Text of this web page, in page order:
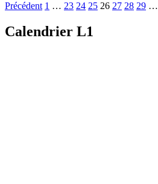
Précédent 1 … 23 24 25 26 27 28 29 …
Calendrier L1